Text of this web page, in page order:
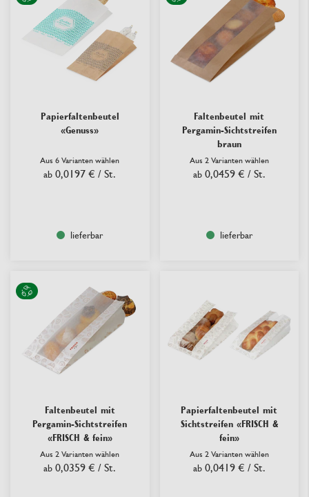
Papierfaltenbeutel
«Genuss»
Aus 6 Varianten wählen
ab 0,0197 € / St.
lieferbar
Faltenbeutel mit
Pergamin-Sichtstreifen
braun
Aus 2 Varianten wählen
ab 0,0459 € / St.
lieferbar
Faltenbeutel mit
Pergamin-Sichtstreifen
«FRISCH & fein»
Aus 2 Varianten wählen
ab 0,0359 € / St.
Papierfaltenbeutel mit
Sichtstreifen «FRISCH &
fein»
Aus 2 Varianten wählen
ab 0,0419 € / St.